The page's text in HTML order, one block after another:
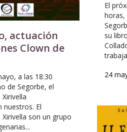
El
horas,
su
24
actuación
Clown de
a las 18:30
de Segorbe, el
nuestros. El
son un grupo